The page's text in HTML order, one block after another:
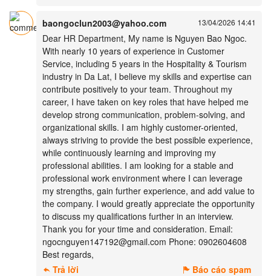
baongoclun2003@yahoo.com 13/04/2026 14:41
Dear HR Department, My name is Nguyen Bao Ngoc.
With nearly 10 years of experience in Customer
Service, including 5 years in the Hospitality & Tourism
industry in Da Lat, I believe my skills and expertise can
contribute positively to your team. Throughout my
career, I have taken on key roles that have helped me
develop strong communication, problem-solving, and
organizational skills. I am highly customer-oriented,
always striving to provide the best possible experience,
while continuously learning and improving my
professional abilities. I am looking for a stable and
professional work environment where I can leverage
my strengths, gain further experience, and add value to
the company. I would greatly appreciate the opportunity
to discuss my qualifications further in an interview.
Thank you for your time and consideration. Email:
ngocnguyen147192@gmail.com Phone: 0902604608
Best regards,
Trả lời
Báo cáo spam